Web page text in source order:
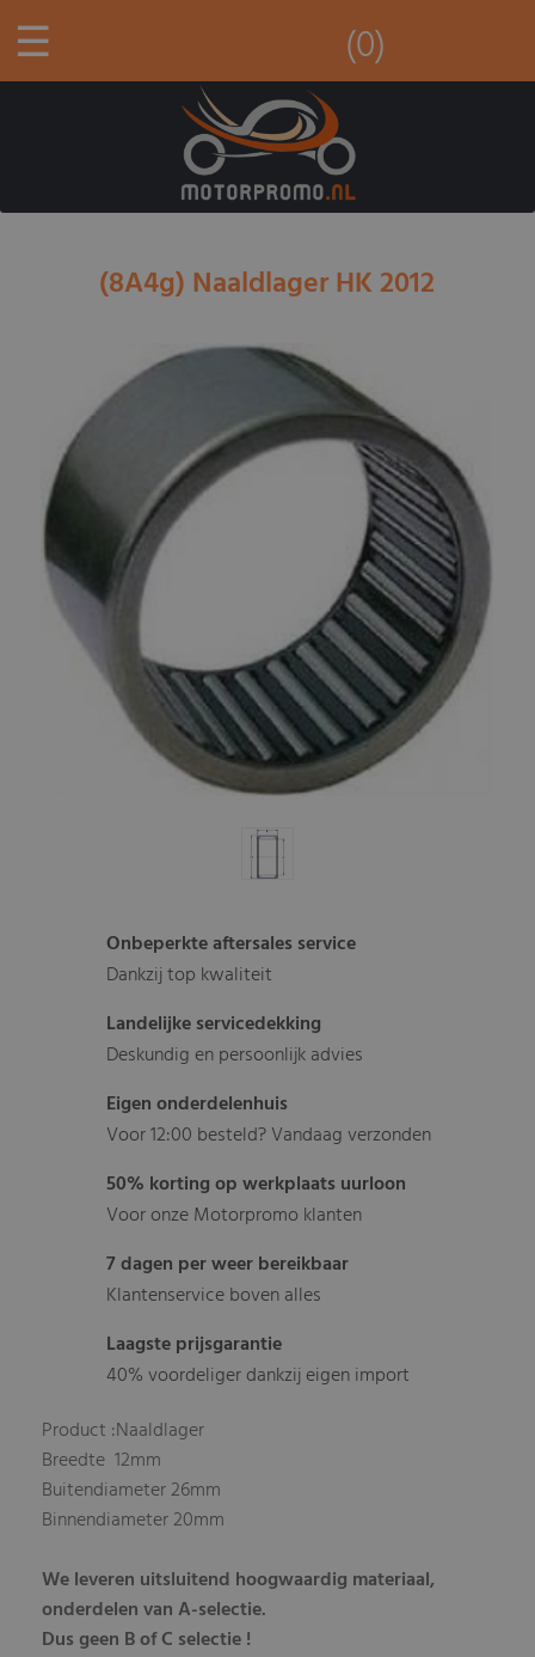
☰ (0)
(8A4g) Naaldlager HK 2012
Onbeperkte aftersales service
Dankzij top kwaliteit
Landelijke servicedekking
Deskundig en persoonlijk advies
Eigen onderdelenhuis
Voor 12:00 besteld? Vandaag verzonden
50% korting op werkplaats uurloon
Voor onze Motorpromo klanten
7 dagen per weer bereikbaar
Klantenservice boven alles
Laagste prijsgarantie
40% voordeliger dankzij eigen import
Product :Naaldlager
Breedte 12mm
Buitendiameter 26mm
Binnendiameter 20mm
We leveren uitsluitend hoogwaardig materiaal,
onderdelen van A-selectie.
Dus geen B of C selectie !